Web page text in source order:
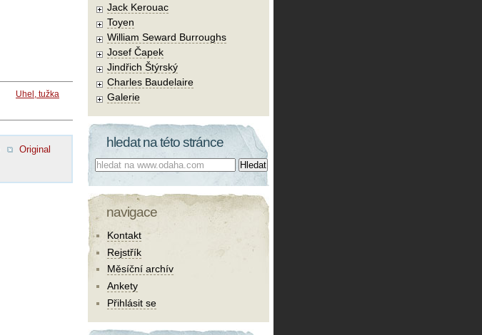
Uhel, tužka
Original
Jack Kerouac
Toyen
William Seward Burroughs
Josef Čapek
Jindřich Štýrský
Charles Baudelaire
Galerie
hledat na této stránce
Co hledat:
navigace
Kontakt
Rejstřík
Měsíční archív
Ankety
Přihlásit se